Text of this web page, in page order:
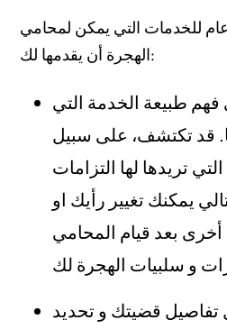
للخدمات التي يمكن لمحامي
الهجرة أن يقدمها لك:
طبيعة الخدمة التي
قد تكتشف، على سبيل
تريدها لها التزامات
يمكنك تغيير رأيك او
بعد قيام المحامي
و سلبيات الهجرة لك
تفاصيل قضيتك و تحديد